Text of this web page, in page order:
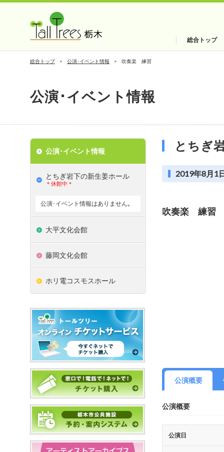
総合トップ
総合トップ 公演･イベント情報 吹奏楽 練習
公演･イベント情報
とちぎ
2019年8月1
吹奏楽 練習
公演概要
公演概要
公演日
公演･イベント情報
とちぎ岩下の新⽣姜ホール
＊休館中＊
公演･イベント情報はありません｡
大平文化会館
藤岡文化会館
ホリ電コスモスホール